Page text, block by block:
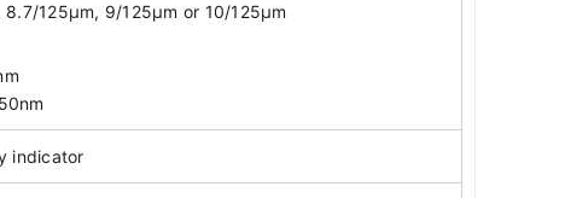
125μm, 9/125μm or 10/125μm
indicator